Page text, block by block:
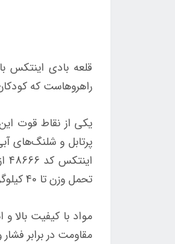
قلعه بادی اینتکس
راهروهاست که
یکی از نقاط قوت
پرتابل و شلنگ‌های
تحمل وزن تا 40 کیلوگرم را دارد و می تواند تا چندین سال بدون هیچ مشکلی مورد استفاده قرار گیرد.
مواد با کیفیت بالا
مقاومت در برابر